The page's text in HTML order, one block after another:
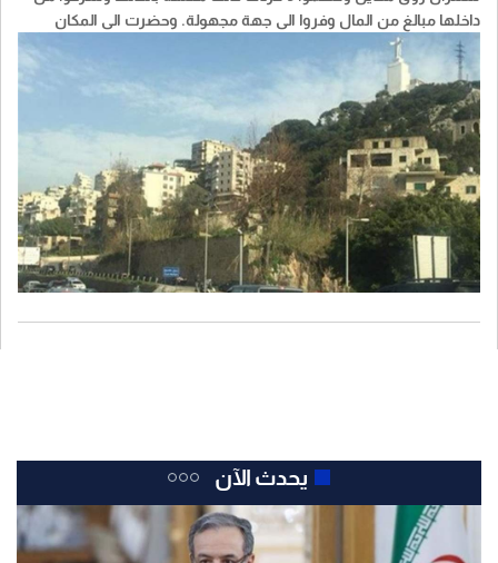
داخلها مبالغ من المال وفروا الى جهة مجهولة. وحضرت الى المكان
عناصر من القوى الأمنية والادلة الجنائية التي عملت على رفع البصمات
وبوشرت التحقيقات لكشف السارقين.
يحدث الآن